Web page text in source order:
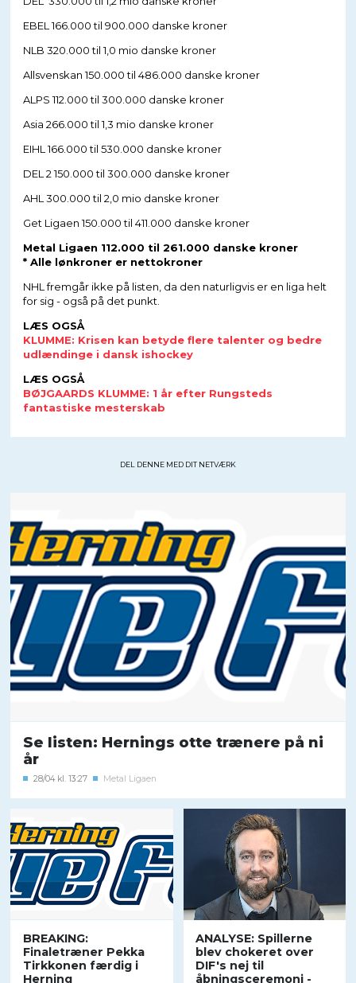
EBEL 166.000 til 900.000 danske kroner
NLB 320.000 til 1,0 mio danske kroner
Allsvenskan 150.000 til 486.000 danske kroner
ALPS 112.000 til 300.000 danske kroner
Asia 266.000 til 1,3 mio danske kroner
EIHL 166.000 til 530.000 danske kroner
DEL 2 150.000 til 300.000 danske kroner
AHL 300.000 til 2,0 mio danske kroner
Get Ligaen 150.000 til 411.000 danske kroner
Metal Ligaen 112.000 til 261.000 danske kroner
* Alle lønkroner er nettokroner
NHL fremgår ikke på listen, da den naturligvis er en liga helt
for sig - også på det punkt.
LÆS OGSÅ
KLUMME: Krisen kan betyde flere talenter og bedre
udlændinge i dansk ishockey
LÆS OGSÅ
BØJGAARDS KLUMME: 1 år efter Rungsteds
fantastiske mesterskab
DEL DENNE MED DIT NETVÆRK
Se listen: Hernings otte trænere på ni
år
28/04 kl. 13:27 Metal Ligaen
BREAKING:
Finaletræner Pekka
Tirkkonen færdig i
Herning
ANALYSE: Spillerne
blev chokeret over
DIF's nej til
åbningsceremoni -